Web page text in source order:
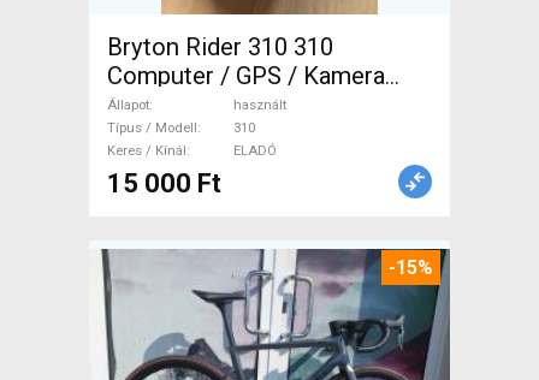
Bryton Rider 310 310
Computer / GPS / Kamera
használt ELADÓ
Állapot
használt
Típus / Modell
310
Keres / Kínál
ELADÓ
15 000 Ft
-15%